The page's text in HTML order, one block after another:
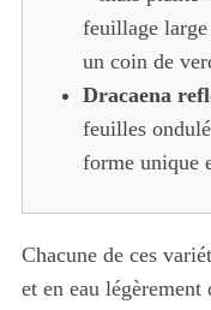
feuillage
un coin de
Dracaena
feuilles
forme unique
Chacune de ces
et en eau